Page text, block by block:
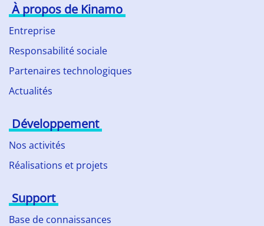
À propos de Kinamo
Entreprise
Responsabilité sociale
Partenaires technologiques
Actualités
Développement
Nos activités
Réalisations et projets
Support
Base de connaissances